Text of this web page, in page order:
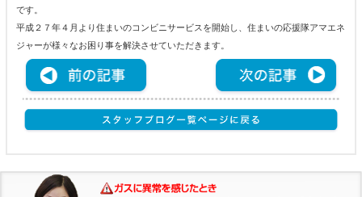
です。
平成２７年４月より住まいのコンビニサービスを開始し、住まいの応援隊アマエネ
ジャーが様々なお困り事を解決させていただきます。